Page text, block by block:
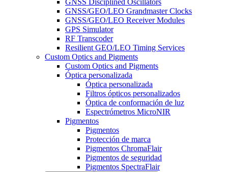
GNSS Disciplined Oscillators
GNSS/GEO/LEO Grandmaster Clocks
GNSS/GEO/LEO Receiver Modules
GPS Simulator
RF Transcoder
Resilient GEO/LEO Timing Services
Custom Optics and Pigments
Custom Optics and Pigments
Óptica personalizada
Óptica personalizada
Filtros ópticos personalizados
Óptica de conformación de luz
Espectrómetros MicroNIR
Pigmentos
Pigmentos
Protección de marca
Pigmentos ChromaFlair
Pigmentos de seguridad
Pigmentos SpectraFlair